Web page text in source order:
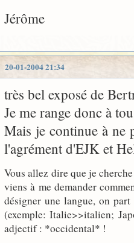
Jérôme
20-01-2004 21:34
très bel exposé de
Je me range donc à
Mais je continue à ne
l'agrément d'EJK et
Vous allez dire que je
viens à me demander
désigner une langue, on
(exemple: Italie>>italien;
adjectif : *occidental* !